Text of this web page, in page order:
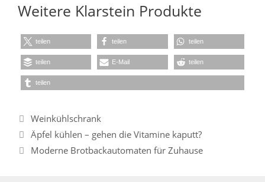
Weitere Klarstein Produkte
teilen teilen teilen
teilen E-Mail teilen
teilen
Kategorien
Weinkühlschrank
Äpfel kühlen – gehen die Vitamine kaputt?
Moderne Brotbackautomaten für Zuhause